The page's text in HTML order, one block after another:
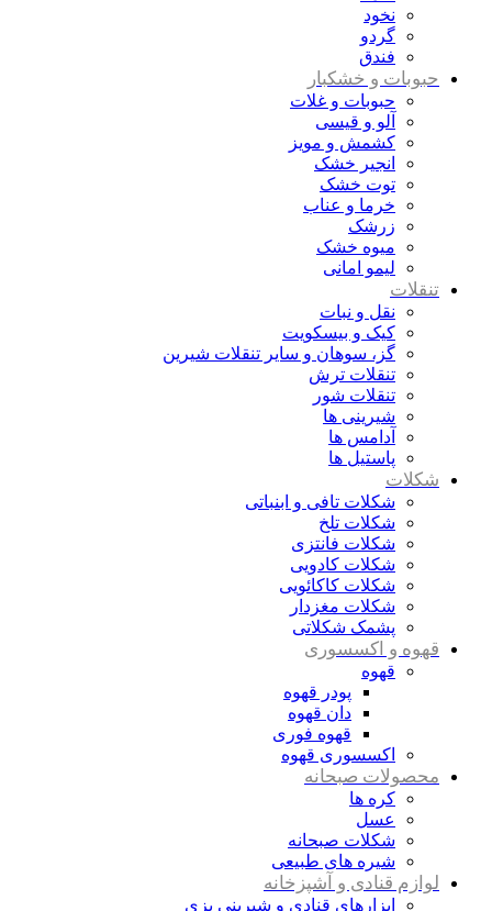
نخود
گردو
فندق
حبوبات و خشکبار
حبوبات و غلات
آلو و قیسی
کشمش و مویز
انجیر خشک
توت خشک
خرما و عناب
زرشک
میوه خشک
لیمو امانی
تنقلات
نقل و نبات
کیک و بیسکویت
گز، سوهان و سایر تنقلات شیرین
تنقلات ترش
تنقلات شور
شیرینی ها
آدامس ها
پاستیل ها
شکلات
شکلات تافی و ابنباتی
شکلات تلخ
شکلات فانتزی
شکلات کادویی
شکلات کاکائویی
شکلات مغزدار
پشمک شکلاتی
قهوه و اکسسوری
قهوه
پودر قهوه
دان قهوه
قهوه فوری
اکسسوری قهوه
محصولات صبحانه
کره ها
عسل
شکلات صبحانه
شیره های طبیعی
لوازم قنادی و آشپزخانه
ابزارهای قنادی و شیرینی پزی